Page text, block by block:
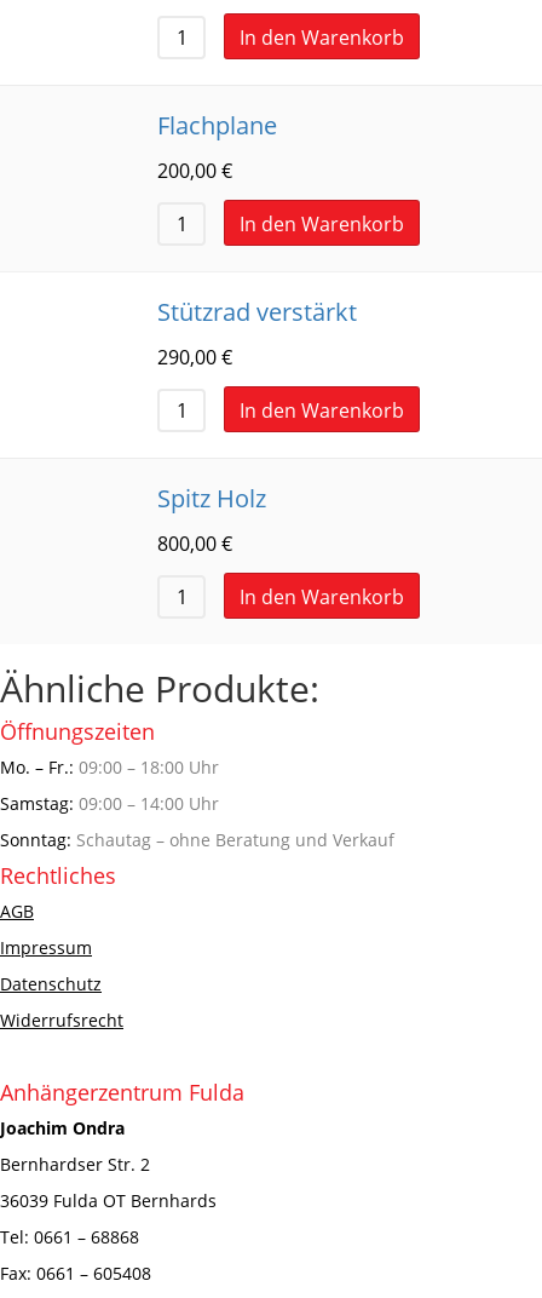
In den Warenkorb
Flachplane
200,00€
In den Warenkorb
Stützrad verstärkt
290,00€
In den Warenkorb
Spitz Holz
800,00€
In den Warenkorb
Ähnliche Produkte:
Öffnungszeiten
Mo. – Fr.: 09:00 – 18:00 Uhr
Samstag: 09:00 – 14:00 Uhr
Sonntag: Schautag – ohne Beratung und Verkauf
Rechtliches
AGB
Impressum
Datenschutz
Widerrufsrecht
Anhängerzentrum Fulda
Joachim Ondra
Bernhardser Str. 2
36039 Fulda OT Bernhards
Tel: 0661 – 68868
Fax: 0661 – 605408